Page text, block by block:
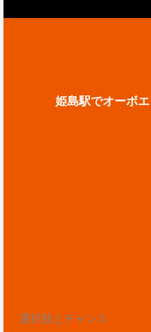
姫島駅でオーボ
選択肢とチャンス